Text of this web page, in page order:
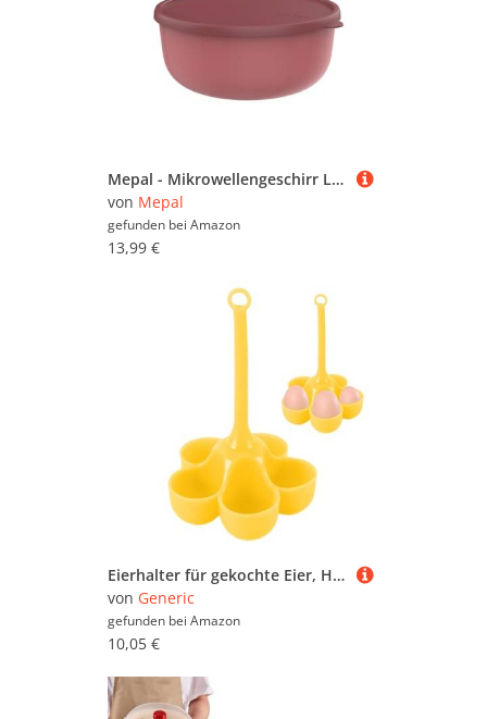
Mepal - Mikrowellengeschirr Lumina - Frischhaltedosen mit Deckel für Kühlschrank, Gefrierschrank, Dampfgarer & Mikrowelle - Mikrowellenschüsseln mit Deckel - Aufbewahrungsbox - 3000 ml - Vivid mauve
von Mepal
gefunden bei Amazon
13,99 €
Eierhalter für gekochte Eier, Hitzebeständiger Ofen aus Silikon Ei Dampfgarer mit 5 Gittern, Langlebige Ei-Poching-Kochständer für Dampfgarer, Küchengeräte
von Generic
gefunden bei Amazon
10,05 €